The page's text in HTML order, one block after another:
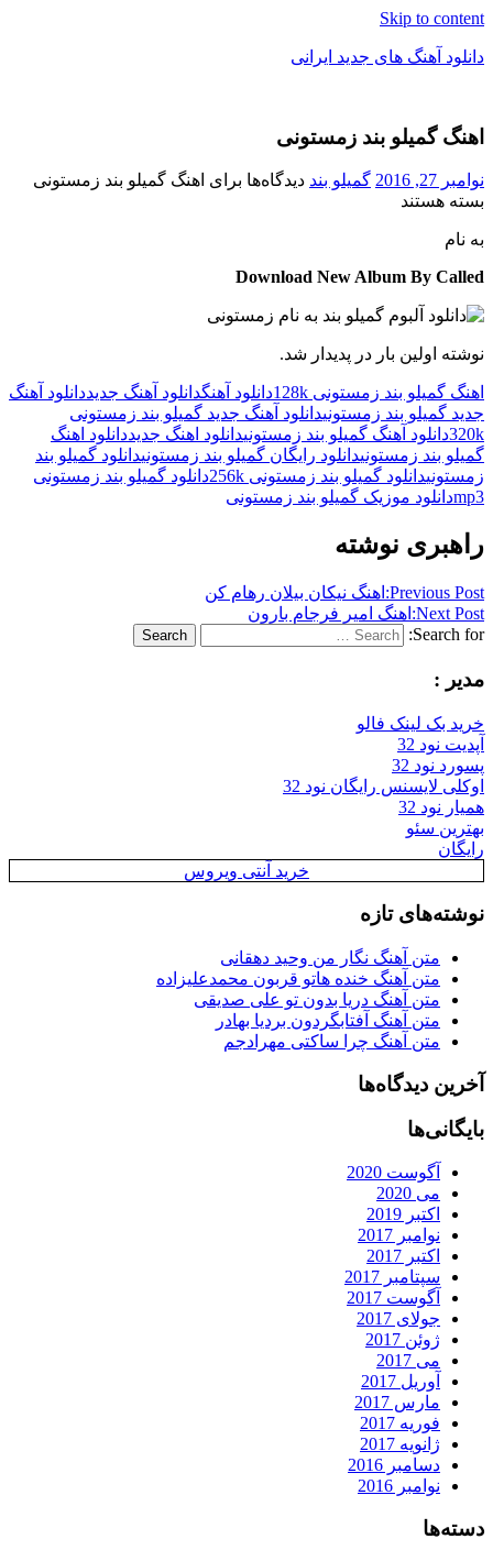
Skip to content
دانلود آهنگ های جدید ایرانی
فول
موزیک
اهنگ گمیلو بند زمستونی
نوامبر 27, 2016 گمیلو بند دیدگاه‌ها برای اهنگ گمیلو بند زمستونی
بسته هستند
به نام
Download New Album By Called
نوشته اولین بار در پدیدار شد.
اهنگ گمیلو بند زمستونی 128k دانلود آهنگدانلود آهنگ جدیددانلود آهنگ
جدید گمیلو بند زمستونیدانلود آهنگ جدید گمیلو بند زمستونی
320kدانلود آهنگ گمیلو بند زمستونیدانلود اهنگ جدیددانلود اهنگ
گمیلو بند زمستونیدانلود رایگان گمیلو بند زمستونیدانلود گمیلو بند
زمستونیدانلود گمیلو بند زمستونی 256k
دانلود گمیلو بند زمستونی
mp3دانلود موزیک گمیلو بند زمستونی
راهبری نوشته
Previous Post: اهنگ نیکان بیلان رهام کن
Next Post: اهنگ امیر فرجام بارون
Search for:
Search
مدیر :
خرید بک لینک فالو
آپدیت نود 32
پسورد نود 32
اوکلی لایسنس رایگان نود 32
همیار نود 32
بهترین سئو
رایگان
خرید آنتی ویروس
نوشته‌های تازه
متن آهنگ نگار من وحید دهقانی
متن آهنگ خنده هاتو قربون محمدعلیزاده
متن آهنگ دریا بدون تو علی صدیقی
متن آهنگ آفتابگردون بردیا بهادر
متن آهنگ چرا ساکتی مهرادجم
آخرین دیدگاه‌ها
بایگانی‌ها
آگوست 2020
می 2020
اکتبر 2019
نوامبر 2017
اکتبر 2017
سپتامبر 2017
آگوست 2017
جولای 2017
ژوئن 2017
می 2017
آوریل 2017
مارس 2017
فوریه 2017
ژانویه 2017
دسامبر 2016
نوامبر 2016
دسته‌ها